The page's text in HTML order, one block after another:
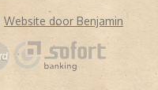
Website door Benjamin